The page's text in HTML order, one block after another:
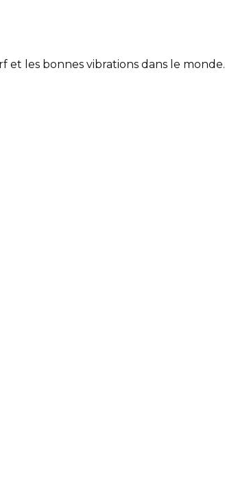
et les bonnes vibrations dans le monde.